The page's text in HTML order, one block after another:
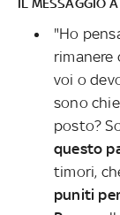
IL MESSAGGIO
"Ho
rimanere
voi o
sono
posto?
questo
timori,
puniti